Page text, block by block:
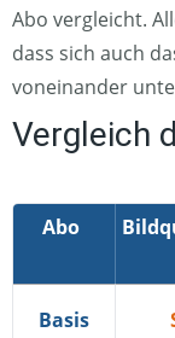
Abo vergleicht.
dass sich auch
voneinander
Vergleich
Abo
Basis